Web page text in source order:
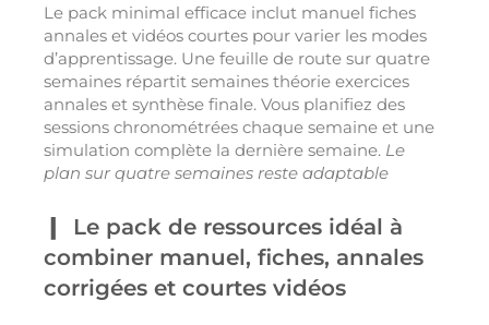
Le pack minimal efficace inclut manuel fiches
annales et vidéos courtes pour varier les modes
d’apprentissage. Une feuille de route sur quatre
semaines répartit semaines théorie exercices
annales et synthèse finale. Vous planifiez des
sessions chronométrées chaque semaine et une
simulation complète la dernière semaine. Le
plan sur quatre semaines reste adaptable
Le pack de ressources idéal à
combiner manuel, fiches, annales
corrigées et courtes vidéos